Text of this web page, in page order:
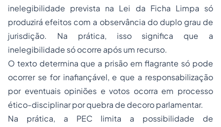
inelegibilidade prevista na Lei da Ficha Limpa só
produzirá efeitos com a observância do duplo grau de
jurisdição. Na prática, isso significa que a
inelegibilidade só ocorre após um recurso.
O texto determina que a prisão em flagrante só pode
ocorrer se for inafiançável, e que a responsabilização
por eventuais opiniões e votos ocorra em processo
ético-disciplinar por quebra de decoro parlamentar.
Na prática, a PEC limita a possibilidade de